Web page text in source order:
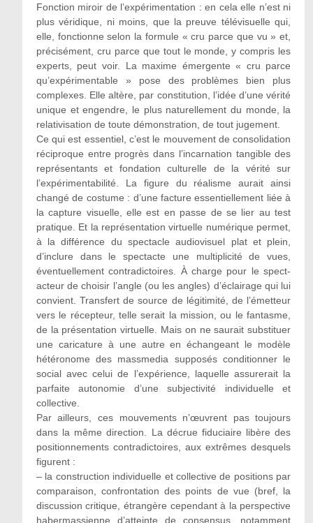
Fonction miroir de l’expérimentation : en cela elle n’est ni
plus véridique, ni moins, que la preuve télévisuelle qui,
elle, fonctionne selon la formule « cru parce que vu » et,
précisément, cru parce que tout le monde, y compris les
experts, peut voir. La maxime émergente « cru parce
qu’expérimentable » pose des problèmes bien plus
complexes. Elle altère, par constitution, l’idée d’une vérité
unique et engendre, le plus naturellement du monde, la
relativisation de toute démonstration, de tout jugement.
Ce qui est essentiel, c’est le mouvement de consolidation
réciproque entre progrès dans l’incarnation tangible des
représentants et fondation culturelle de la vérité sur
l’expérimentabilité. La figure du réalisme aurait ainsi
changé de costume : d’une facture essentiellement liée à
la capture visuelle, elle est en passe de se lier au test
pratique. Et la représentation virtuelle numérique permet,
à la différence du spectacle audiovisuel plat et plein,
d’inclure dans le spectacte une multiplicité de vues,
éventuellement contradictoires. À charge pour le spect-
acteur de choisir l’angle (ou les angles) d’éclairage qui lui
convient. Transfert de source de légitimité, de l’émetteur
vers le récepteur, telle serait la mission, ou le fantasme,
de la présentation virtuelle. Mais on ne saurait substituer
une caricature à une autre en échangeant le modèle
hétéronome des massmedia supposés conditionner le
social avec celui de l’expérience, laquelle assurerait la
parfaite autonomie d’une subjectivité individuelle et
collective.
Par ailleurs, ces mouvements n’œuvrent pas toujours
dans la même direction. La décrue fiduciaire libère des
positionnements contradictoires, aux extrêmes desquels
figurent :
– la construction individuelle et collective de positions par
comparaison, confrontation des points de vue (bref, la
discussion critique, étrangère cependant à la perspective
habermassienne d’atteinte de consensus, notamment